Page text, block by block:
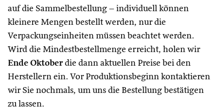
auf die Sammelbestellung – individuell können
kleinere Mengen bestellt werden, nur die
Verpackungseinheiten müssen beachtet werden.
Wird die Mindestbestellmenge erreicht, holen wir
Ende Oktoberdie dann aktuellen Preise bei den
Herstellern ein. Vor Produktionsbeginn kontaktieren
wir Sie nochmals, um uns die Bestellung bestätigen
zu lassen.